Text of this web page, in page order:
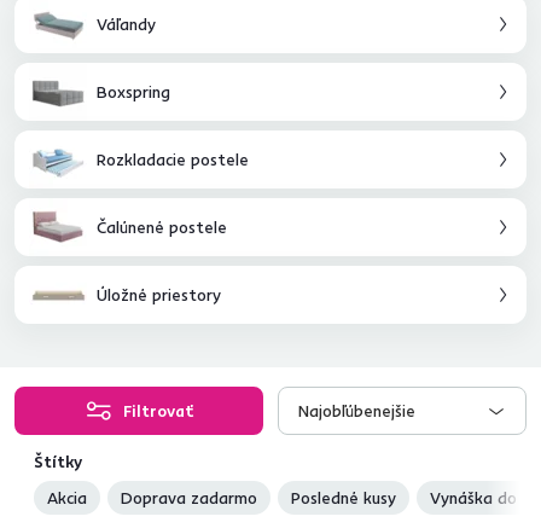
prírodných materiálov
nábytku a okrem toho aj množstvo doplnkov,
Váľandy
Boxspring
Rozkladacie postele
Čalúnené postele
Úložné priestory
Filtrovať Najobľúbenejšie
Štítky
Akcia
Doprava zadarmo Posledné kusy
Vynáška do